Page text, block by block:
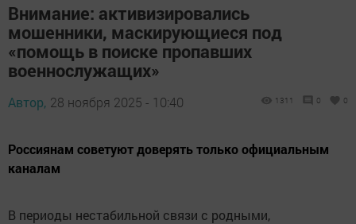
Внимание: активизировались
мошенники, маскирующиеся под
«помощь в поиске пропавших
военнослужащих»
Автор, 28 ноября 2025 - 10:40 1311 0 0
Россиянам советуют доверять только официальным
каналам
В периоды нестабильной связи с родными,